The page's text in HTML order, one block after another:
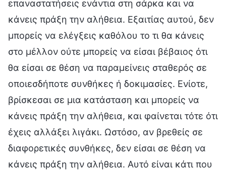
επαναστατήσεις ενάντια στη σάρκα και να
κάνεις πράξη την αλήθεια. Εξαιτίας αυτού, δεν
μπορείς να ελέγξεις καθόλου το τι θα κάνεις
στο μέλλον ούτε μπορείς να είσαι βέβαιος ότι
θα είσαι σε θέση να παραμείνεις σταθερός σε
οποιεσδήποτε συνθήκες ή δοκιμασίες. Ενίοτε,
βρίσκεσαι σε μια κατάσταση και μπορείς να
κάνεις πράξη την αλήθεια, και φαίνεται τότε ότι
έχεις αλλάξει λιγάκι. Ωστόσο, αν βρεθείς σε
διαφορετικές συνθήκες, δεν είσαι σε θέση να
κάνεις πράξη την αλήθεια. Αυτό είναι κάτι που